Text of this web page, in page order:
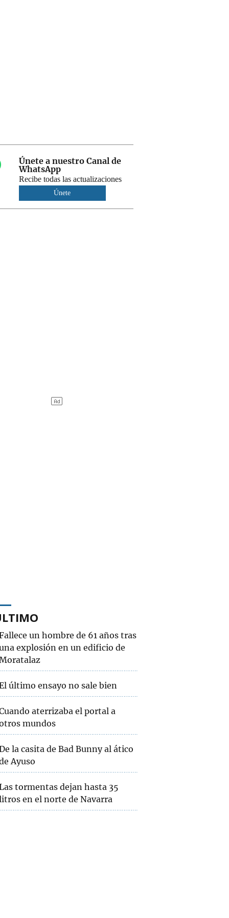
Únete a nuestro Canal de
WhatsApp
Recibe todas las actualizaciones
Únete
un hombre de 61 años tras
explosión en un edificio de
último ensayo no sale bien
aterrizaba el portal a
mundos
la casita de Bad Bunny al ático
Ayuso
tormentas dejan hasta 35
en el norte de Navarra